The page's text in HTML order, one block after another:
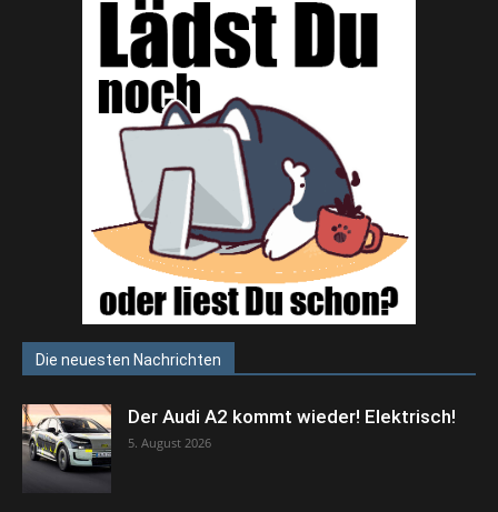
Die neuesten Nachrichten
Der Audi A2 kommt wieder! Elektrisch!
5. August 2026